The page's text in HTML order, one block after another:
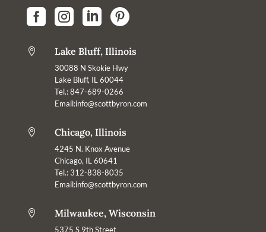
   
 Lake Bluff, Illinois
30088 N Skokie Hwy
Lake Bluff, IL 60044
Tel.: 847-689-0266
Email:info@scottbyron.com
 Chicago, Illinois
4245 N. Knox Avenue
Chicago, IL 60641
Tel.: 312-838-8035
Email:info@scottbyron.com
 Milwaukee, Wisconsin
5375 S 9th Street